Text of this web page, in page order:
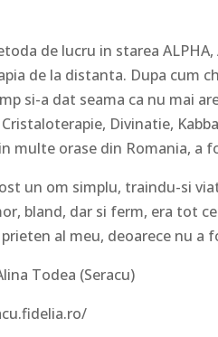
de lucru in starea
de la distanta. Dupa cum
si-a dat seama ca nu mai
Divinatie,
multe orase din Romania, a
un om simplu, traindu-si
bland, dar si ferm, era tot
al meu, deoarece nu a
Todea (Seracu)